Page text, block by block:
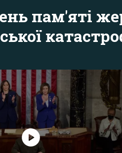
пам'яті